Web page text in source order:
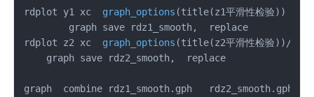
rdplot y1 xc graph_options (title(z1平滑性检验) )
rdplot z2 xc graph_options (title(z2平滑性检验)
    graph save rdz2_smooth,  replace
graph  combine rdz1_smooth.gph